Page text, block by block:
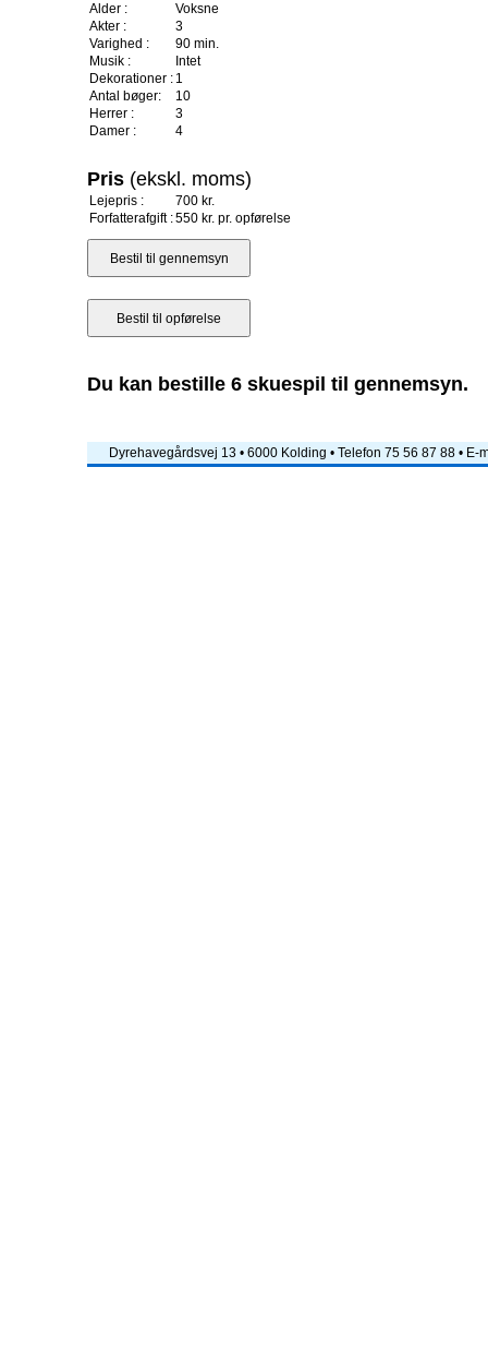
Alder :
Voksne
Akter :
3
Varighed :
90 min.
Musik :
Intet
Dekorationer : 1
Antal bøger:
10
Herrer :
3
Damer :
4
Pris (ekskl. moms)
Lejepris :
700 kr.
Forfatterafgift :550 kr. pr. opførelse
Du kan bestille 6 skuespil til gennemsyn.
Dyrehavegårdsvej 13 • 6000 Kolding • Telefon 75 56 87 88 • E-